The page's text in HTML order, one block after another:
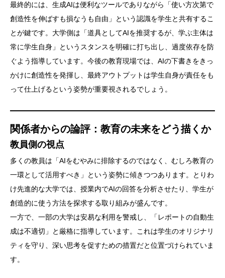
最終的には、生成AIは便利なツールでありながら「使い方次第で
創造性を伸ばすも損なうも自由」という認識を学生と共有するこ
とが鍵です。大学側は「道具としてAIを推奨するが、学ぶ主体は
常に学生自身」というスタンスを明確に打ち出し、過度依存を防
ぐよう指導しています。今後の教育現場では、AIの下書きをきっ
かけに創造性を発揮し、最終アウトプットは学生自身が責任をも
って仕上げるという姿勢が重要視されるでしょう。
関係者からの論評：教育の未来をどう描くか
教員側の視点
多くの教員は「AIをむやみに排除するのではなく、むしろ教育の
一環として活用すべき」という姿勢に傾きつつあります。とりわ
け先進的な大学では、授業内でAIの回答を分析させたり、学生が
創造的に使う方法を探求する取り組みが盛んです。
一方で、一部の大学は安易な利用を警戒し、「レポートの自動生
成は不適切」と厳格に指導しています。これは学生のオリジナリ
ティを守り、深い思考を促すための措置だと位置づけられていま
す。